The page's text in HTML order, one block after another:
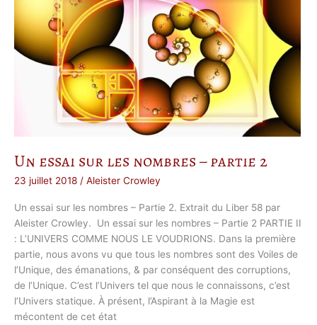
m
p
l
i
e
r
Un essai sur les nombres – partie 2
23 juillet 2018 / Aleister Crowley
Un essai sur les nombres – Partie 2. Extrait du Liber 58 par
Aleister Crowley. Un essai sur les nombres – Partie 2 PARTIE II
: L’UNIVERS COMME NOUS LE VOUDRIONS. Dans la première
partie, nous avons vu que tous les nombres sont des Voiles de
l’Unique, des émanations, & par conséquent des corruptions,
de l’Unique. C’est l’Univers tel que nous le connaissons, c’est
l’Univers statique. À présent, l’Aspirant à la Magie est
mécontent de cet état